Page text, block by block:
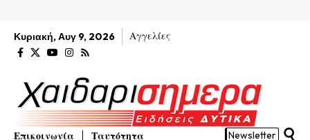
Κυριακή, Αυγ 9, 2026 Αγγελίες
Επικοινωνία
Ταυτότητα
Newsletter